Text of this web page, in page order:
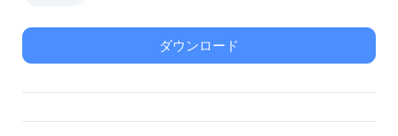
ONLYOFFICE
ダウンロード